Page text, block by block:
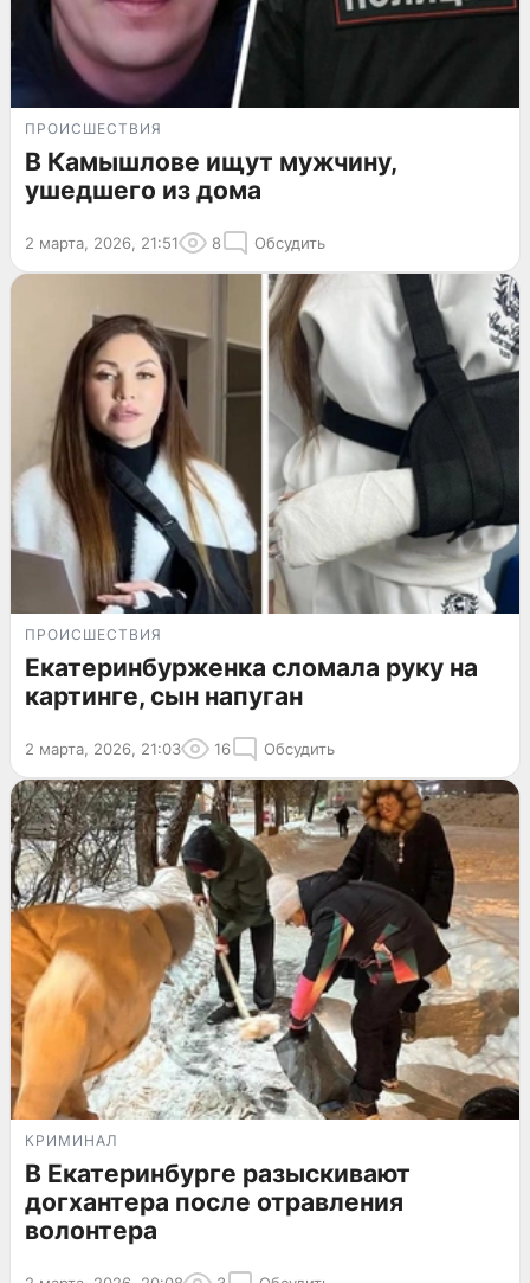
ПРОИСШЕСТВИЯ
В Камышлове ищут мужчину,
ушедшего из дома
2 марта, 2026, 21:51 8 Обсудить
ПРОИСШЕСТВИЯ
Екатеринбурженка сломала руку на
картинге, сын напуган
2 марта, 2026, 21:03 16 Обсудить
КРИМИНАЛ
В Екатеринбурге разыскивают
догхантера после отравления
волонтера